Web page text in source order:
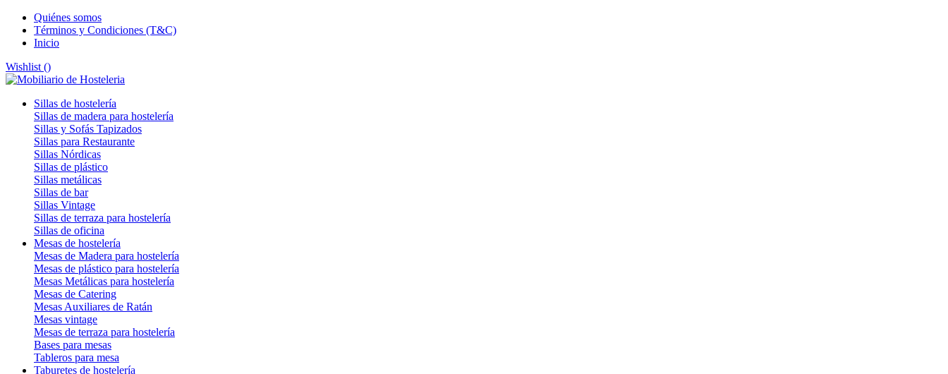
Quiénes somos
Términos y Condiciones (T&C)
Inicio
Wishlist ()
Sillas de hostelería
Sillas de madera para hostelería
Sillas y Sofás Tapizados
Sillas para Restaurante
Sillas Nórdicas
Sillas de plástico
Sillas metálicas
Sillas de bar
Sillas Vintage
Sillas de terraza para hostelería
Sillas de oficina
Mesas de hostelería
Mesas de Madera para hostelería
Mesas de plástico para hostelería
Mesas Metálicas para hostelería
Mesas de Catering
Mesas Auxiliares de Ratán
Mesas vintage
Mesas de terraza para hostelería
Bases para mesas
Tableros para mesa
Taburetes de hostelería